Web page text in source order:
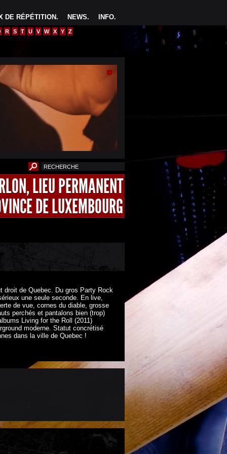
INFO.
NEWS.
DE RÉPÉTITION.
R S T U V W X Y Z
LIEU PERMANENT
DE LUXEMBOURG
droit de Quebec. Du gros Party Rock
une seule seconde. En live,
de vue, cornes du diable, grosse
perchés et pantalons bien (trop)
Living for the Roll (2011)
moderne. Statut concrétisé
dans la ville de Quebec !